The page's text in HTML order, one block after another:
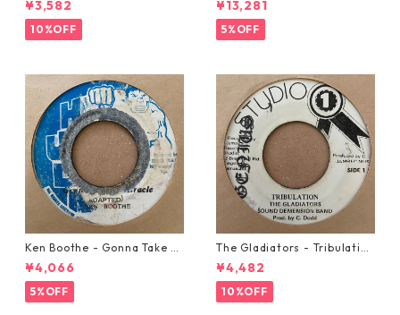
¥3,582
10%OFF
¥13,281
5%OFF
Ken Boothe - Gonna Take A
Miracle【7-21362】
¥4,066
5%OFF
The Gladiators - Tribulation
【7-21365】
¥4,482
10%OFF